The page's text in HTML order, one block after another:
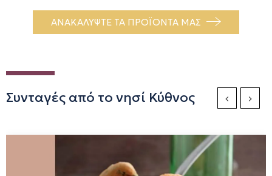
ΑΝΑΚΑΛΥΨΤΕ ΤΑ ΠΡΟΪΟΝΤΑ ΜΑΣ
Συνταγές από το νησί Κύθνος PreviousNext